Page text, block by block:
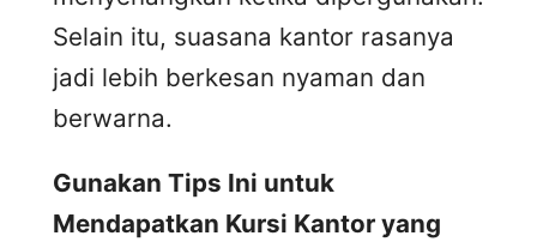
Selain itu, suasana kantor rasanya
jadi lebih berkesan nyaman dan
berwarna.
Gunakan Tips Ini untuk
Mendapatkan Kursi Kantor yang